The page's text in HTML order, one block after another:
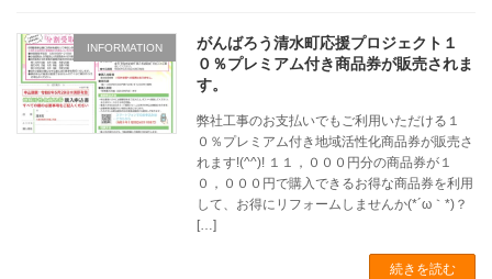
INFORMATION
がんばろう清水町応援プロジェクト１
０％プレミアム付き商品券が販売されま
す。
弊社工事のお支払いでもご利用いただける１
０％プレミアム付き地域活性化商品券が販売さ
れます!(^^)! １１，０００円分の商品券が１
０，０００円で購入できるお得な商品券を利用
して、お得にリフォームしませんか(*´ω｀*)？
[…]
続きを読む